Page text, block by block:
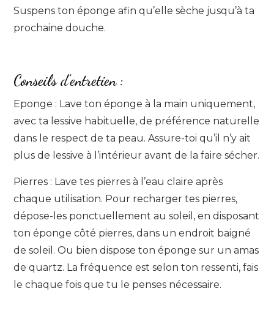
Suspens ton éponge afin qu’elle sèche jusqu’à ta
prochaine douche.
Conseils d’entretien :
Eponge : Lave ton éponge à la main uniquement,
avec ta lessive habituelle, de préférence naturelle
dans le respect de ta peau. Assure-toi qu’il n’y ait
plus de lessive à l’intérieur avant de la faire sécher.
Pierres : Lave tes pierres à l’eau claire après
chaque utilisation. Pour recharger tes pierres,
dépose-les ponctuellement au soleil, en disposant
ton éponge côté pierres, dans un endroit baigné
de soleil. Ou bien dispose ton éponge sur un amas
de quartz. La fréquence est selon ton ressenti, fais
le chaque fois que tu le penses nécessaire.